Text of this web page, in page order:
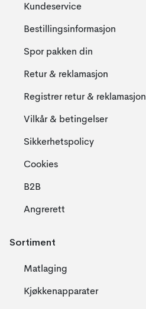
Kundeservice
Bestillingsinformasjon
Spor pakken din
Retur & reklamasjon
Registrer retur & reklamasjon
Vilkår & betingelser
Sikkerhetspolicy
Cookies
B2B
Angrerett
Sortiment
Matlaging
Kjøkkenapparater